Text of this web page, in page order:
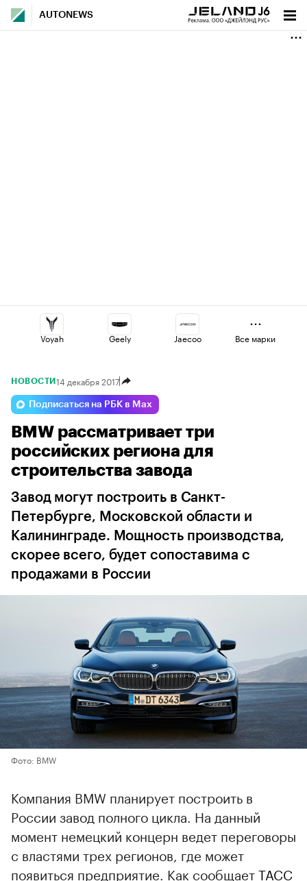
AUTONEWS
Voyah Geely Jaecoo
Changan Volga
Esteo Omoda Haval
Все марки
НОВОСТИ 14 декабря 2017
Подписаться на РБК в Max
BMW рассматривает три
российских региона для
строительства завода
Завод могут построить в Санкт-
Петербурге, Московской области и
Калининграде. Мощность производства,
скорее всего, будет сопоставима с
продажами в России
Фото: BMW
Компания BMW планирует построить в
России завод полного цикла. На данный
момент немецкий концерн ведет переговоры
с властями трех регионов, где может
появиться предприятие. Как сообщаетТАСС